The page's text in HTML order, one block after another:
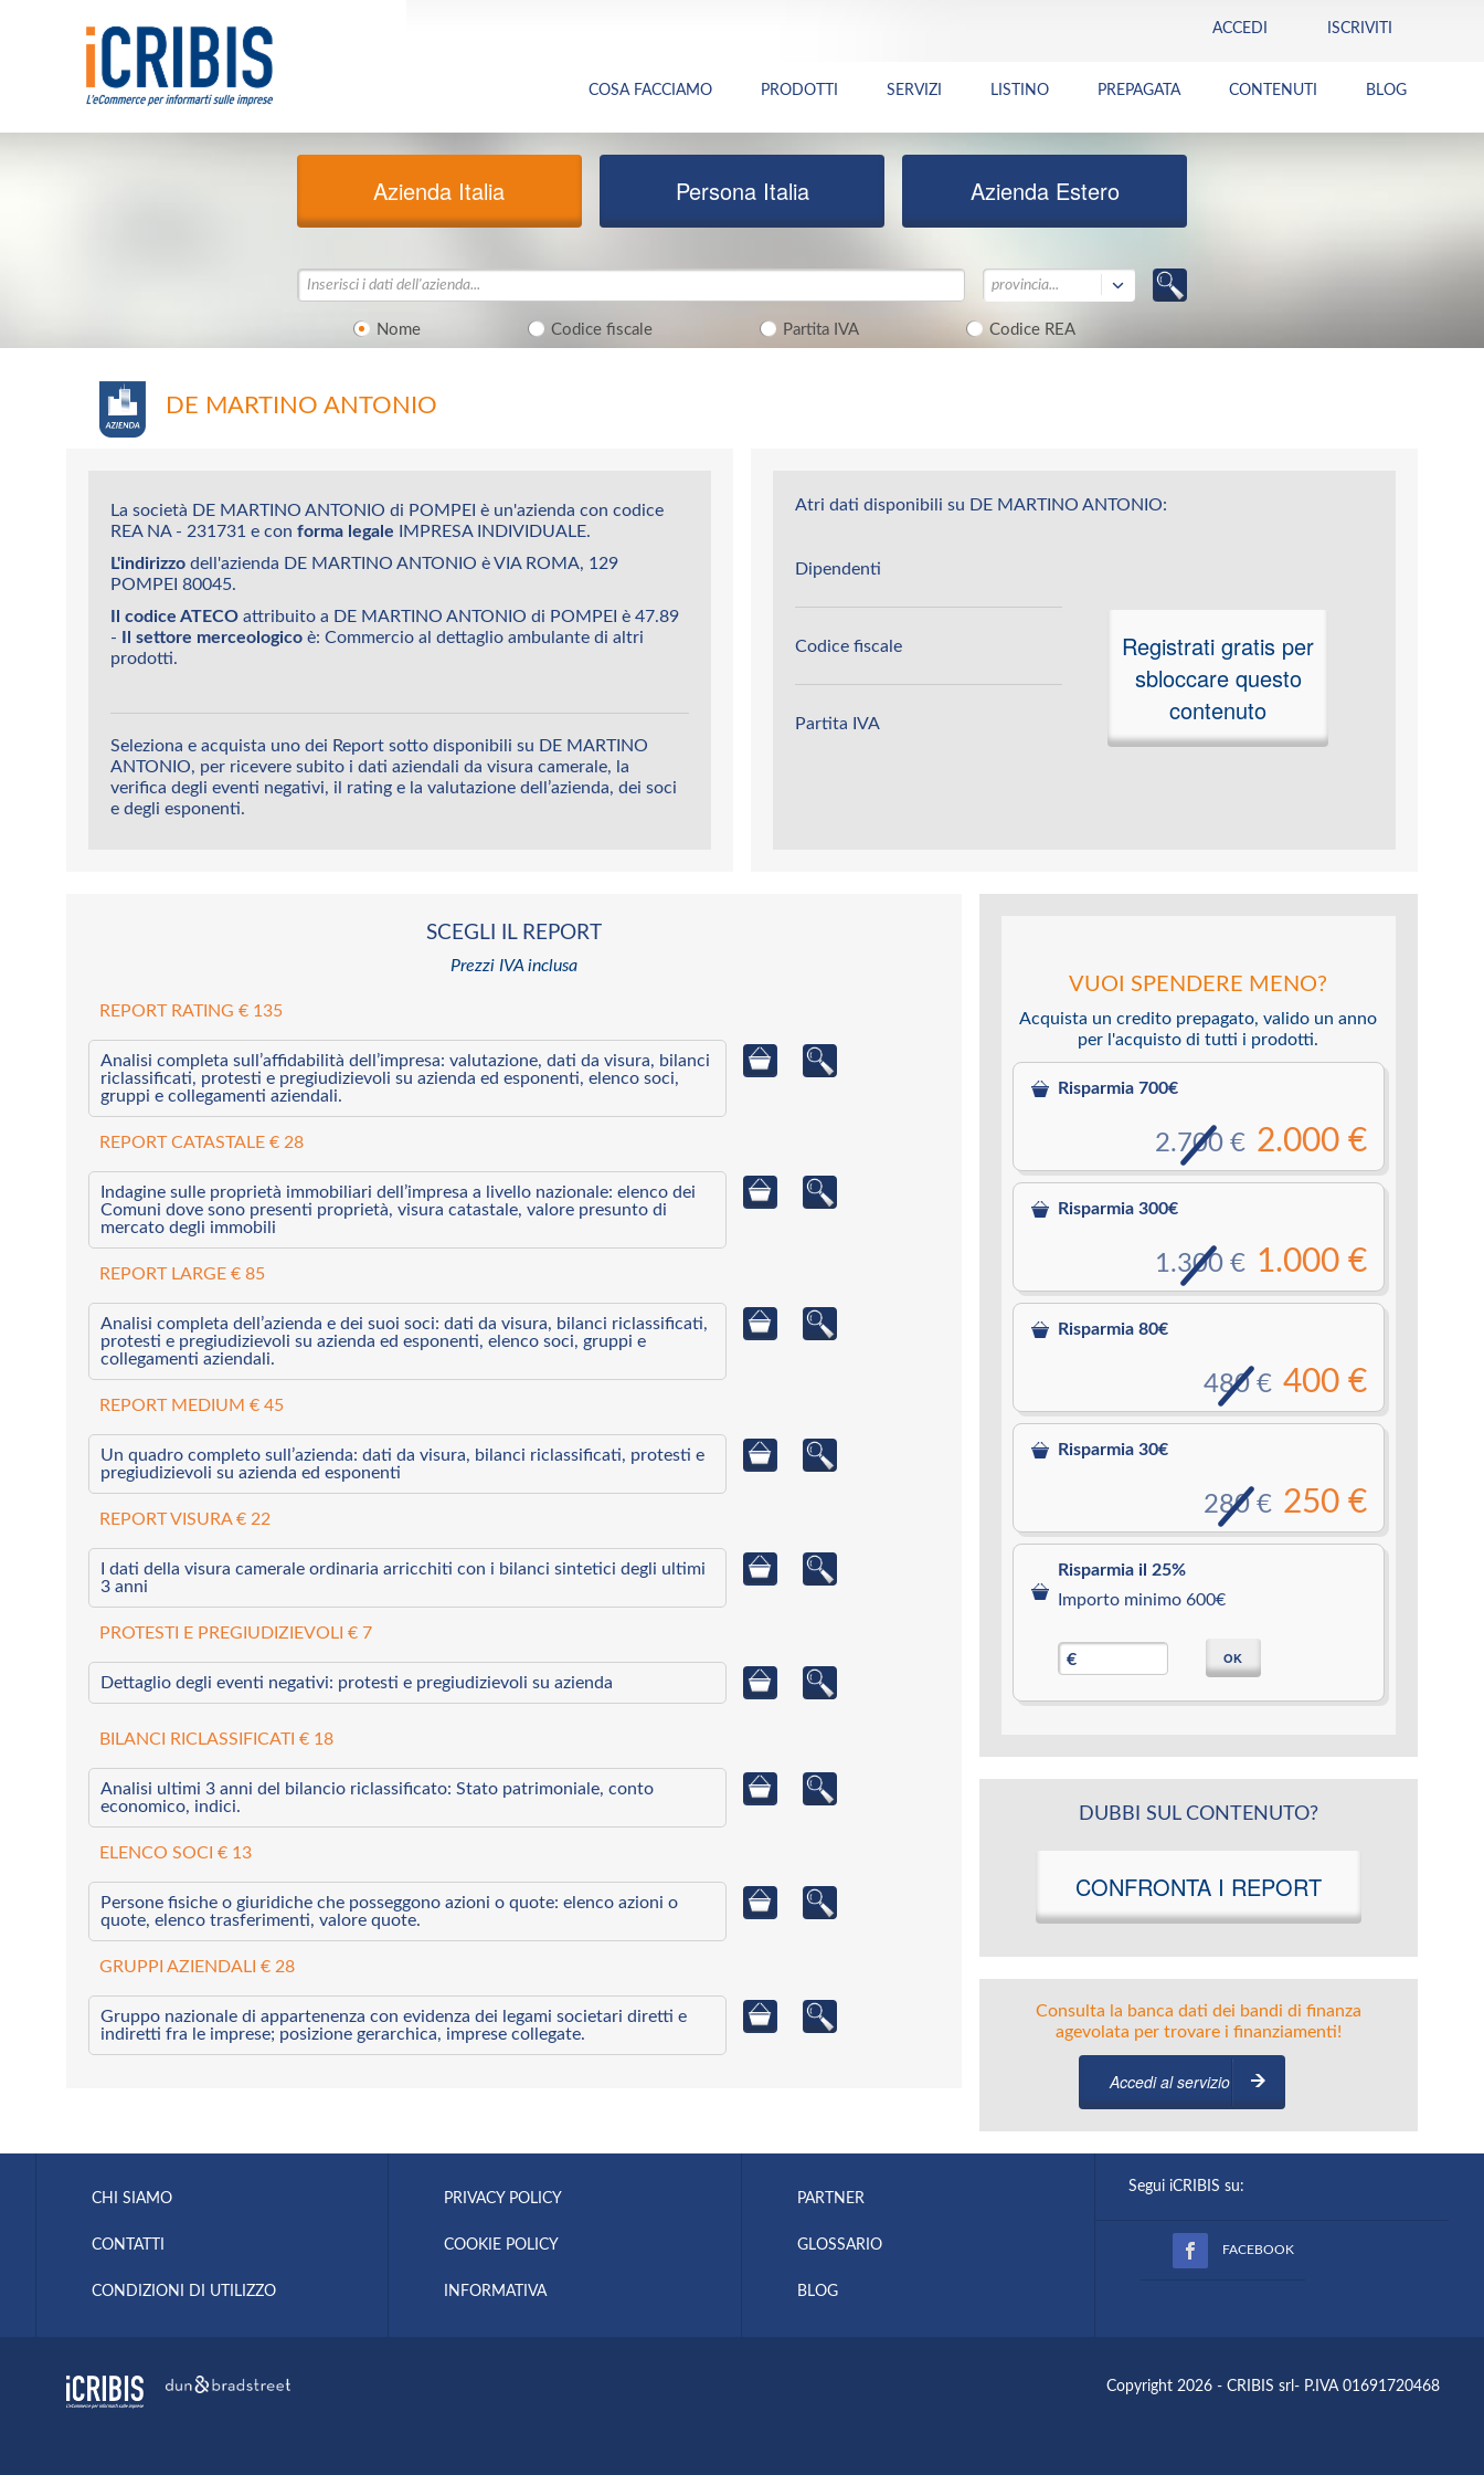
ACCEDI ISCRIVITI
COSA FACCIAMO PRODOTTI SERVIZI LISTINO PREPAGATA CONTENUTI BLOG
Azienda Italia Persona Italia Azienda Estero
Nome Codice fiscale Partita IVA Codice REA
provincia...
DE MARTINO ANTONIO
La società DE MARTINO ANTONIO di POMPEI è un'azienda con codice
REA NA - 231731 e con forma legale IMPRESA INDIVIDUALE.
L'indirizzo dell'azienda DE MARTINO ANTONIO è VIA ROMA, 129
POMPEI 80045.
Il codice ATECO attribuito a DE MARTINO ANTONIO di POMPEI è 47.89
-
Il settore merceologico è: Commercio al dettaglio ambulante di altri
prodotti.
Seleziona e acquista uno dei Report sotto disponibili su DE MARTINO
ANTONIO, per ricevere subito i dati aziendali da visura camerale, la
verifica degli eventi negativi, il rating e la valutazione dell’azienda, dei soci
e degli esponenti.
Atri dati disponibili su DE MARTINO ANTONIO:
Dipendenti
Codice fiscale
Partita IVA
Registrati gratis per
sbloccare questo
contenuto
SCEGLI IL REPORT
Prezzi IVA inclusa
REPORT RATING € 135
Analisi completa sull’affidabilità dell’impresa: valutazione, dati da visura, bilanci
riclassificati, protesti e pregiudizievoli su azienda ed esponenti, elenco soci,
gruppi e collegamenti aziendali.
REPORT CATASTALE € 28
Indagine sulle proprietà immobiliari dell’impresa a livello nazionale: elenco dei
Comuni dove sono presenti proprietà, visura catastale, valore presunto di
mercato degli immobili
REPORT LARGE € 85
Analisi completa dell’azienda e dei suoi soci: dati da visura, bilanci riclassificati,
protesti e pregiudizievoli su azienda ed esponenti, elenco soci, gruppi e
collegamenti aziendali.
REPORT MEDIUM € 45
Un quadro completo sull’azienda: dati da visura, bilanci riclassificati, protesti e
pregiudizievoli su azienda ed esponenti
REPORT VISURA € 22
I dati della visura camerale ordinaria arricchiti con i bilanci sintetici degli ultimi
3 anni
PROTESTI E PREGIUDIZIEVOLI € 7
Dettaglio degli eventi negativi: protesti e pregiudizievoli su azienda
BILANCI RICLASSIFICATI € 18
Analisi ultimi 3 anni del bilancio riclassificato: Stato patrimoniale, conto
economico, indici.
ELENCO SOCI € 13
Persone fisiche o giuridiche che posseggono azioni o quote: elenco azioni o
quote, elenco trasferimenti, valore quote.
GRUPPI AZIENDALI € 28
Gruppo nazionale di appartenenza con evidenza dei legami societari diretti e
indiretti fra le imprese; posizione gerarchica, imprese collegate.
VUOI SPENDERE MENO?
Acquista un credito prepagato, valido un anno
per l'acquisto di tutti i prodotti.
Risparmia 700€
2.000 €
2.700 €
Risparmia 300€
1.000 €
1.300 €
Risparmia 80€
400 €
480 €
Risparmia 30€
250 €
280 €
Risparmia il 25%
Importo minimo 600€
€ OK
DUBBI SUL CONTENUTO?
CONFRONTA I REPORT
Consulta la banca dati dei bandi di finanza
agevolata per trovare i finanziamenti!
Accedi al servizio
CHI SIAMO
CONTATTI
CONDIZIONI DI UTILIZZO
PRIVACY POLICY
COOKIE POLICY
INFORMATIVA
PARTNER
GLOSSARIO
BLOG
Segui iCRIBIS su:
FACEBOOK
Copyright 2026 - CRIBIS srl- P.IVA 01691720468